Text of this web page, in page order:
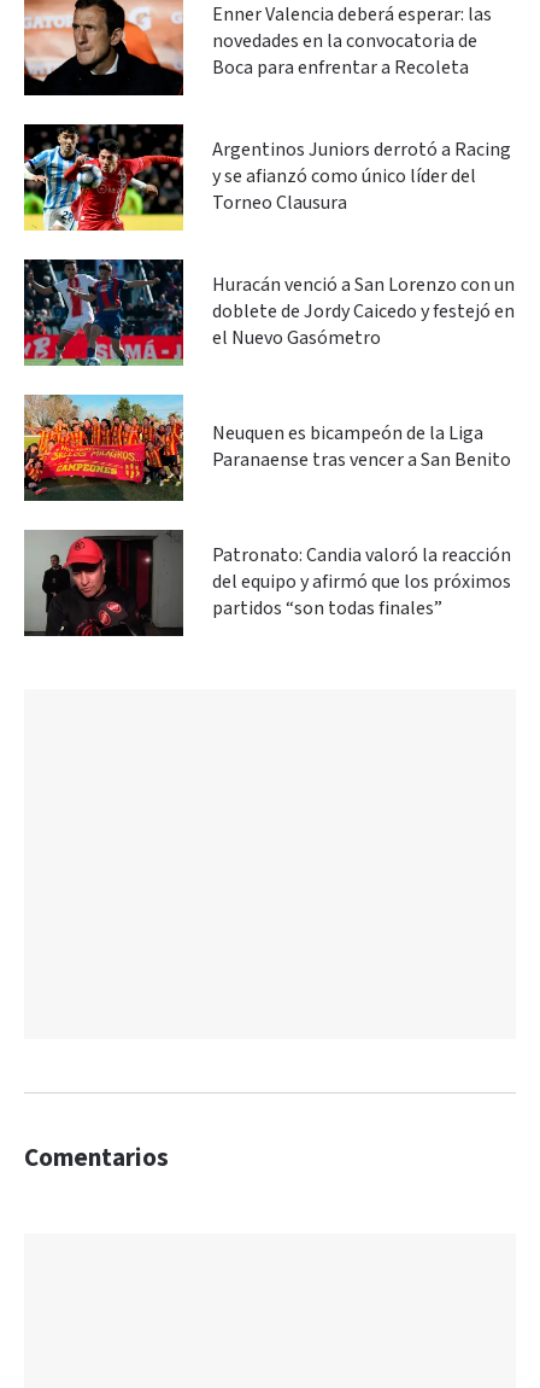
Enner Valencia deberá esperar: las
novedades en la convocatoria de
Boca para enfrentar a Recoleta
Argentinos Juniors derrotó a Racing
y se afianzó como único líder del
Torneo Clausura
Huracán venció a San Lorenzo con un
doblete de Jordy Caicedo y festejó en
el Nuevo Gasómetro
Neuquen es bicampeón de la Liga
Paranaense tras vencer a San Benito
Patronato: Candia valoró la reacción
del equipo y afirmó que los próximos
partidos “son todas finales”
Comentarios